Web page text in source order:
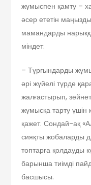
жұмыспен қамту –
әсер ететін
мамандарды
міндет.
– Тұрғындарды
әрі жүйелі түрде
жалғастырып,
жұмысқа тарту
қажет. Сондай-ақ
сияқты жобаларды
топтарға қолдауды
барынша тиімді
басшысы.